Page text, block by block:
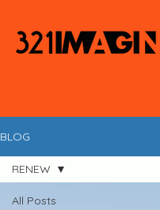
BLOG
All Posts
RENEW